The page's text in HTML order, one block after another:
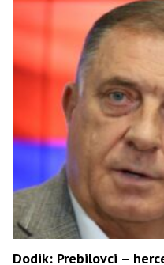
Dodik: Prebilovci –